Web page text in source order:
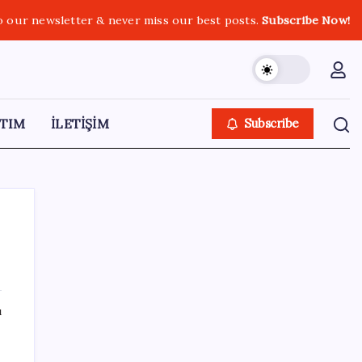
our newsletter & never miss our best posts.Subscribe Now!
İLETİŞİM Subscribe